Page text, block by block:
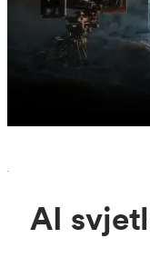
`
AI